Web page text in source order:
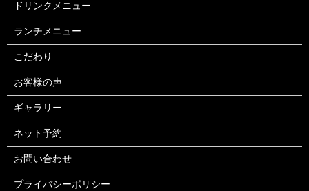
ドリンクメニュー
ランチメニュー
こだわり
お客様の声
ギャラリー
ネット予約
お問い合わせ
プライバシーポリシー